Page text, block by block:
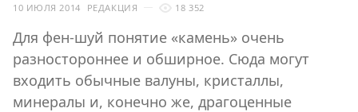
10 ИЮЛЯ 2014 РЕДАКЦИЯ 18 352
Для фен-шуй понятие «камень» очень
разностороннее и обширное. Сюда могут
входить обычные валуны, кристаллы,
минералы и, конечно же, драгоценные